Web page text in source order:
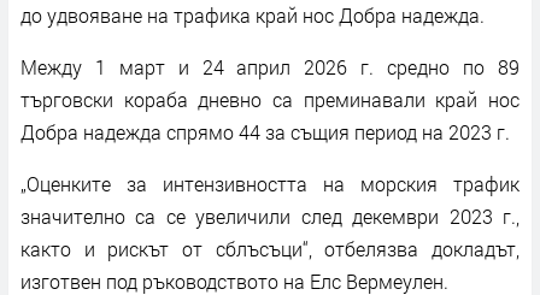
до удвояване на трафика край нос Добра надежда.
Между 1 март и 24 април 2026 г. средно по 89
търговски кораба дневно са преминавали край нос
Добра надежда спрямо 44 за същия период на 2023 г.
„Оценките за интензивността на морския трафик
значително са се увеличили след декември 2023 г.,
както и рискът от сблъсъци“, отбелязва докладът,
изготвен под ръководството на Елс Вермеулен.